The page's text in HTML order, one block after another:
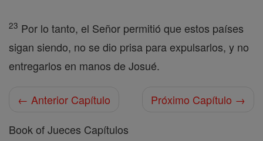
23 Por lo tanto, el Señor permitió que estos países
sigan siendo, no se dio prisa para expulsarlos, y no
entregarlos en manos de Josué.
← Anterior Capítulo
Próximo Capítulo →
Book of Jueces Capítulos